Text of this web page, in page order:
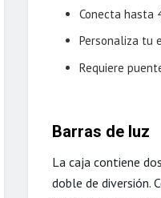
Conecta hasta
Personaliza tu
Requiere
Barras de luz
La caja contiene
doble de diversión.